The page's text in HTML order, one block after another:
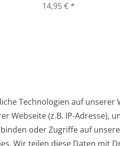
14,95 € *
Widerrufs­recht
Technologien auf
Webseite (z.B. IP-Adresse),
oder Zugriffe auf
Wir teilen diese Daten mit